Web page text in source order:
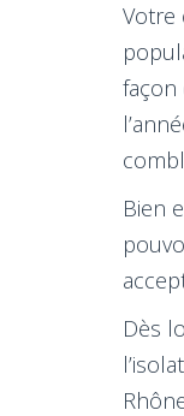
Votre
façon
Bien
Dès